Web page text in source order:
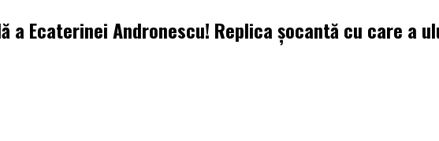
a Ecaterinei Andronescu! Replica șocantă cu care a